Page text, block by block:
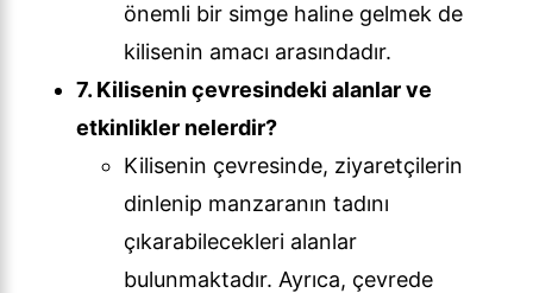
önemli bir simge haline gelmek de
kilisenin amacı arasındadır.
7. Kilisenin çevresindeki alanlar ve
etkinlikler nelerdir?
Kilisenin çevresinde, ziyaretçilerin
dinlenip manzaranın tadını
çıkarabilecekleri alanlar
bulunmaktadır. Ayrıca, çevrede